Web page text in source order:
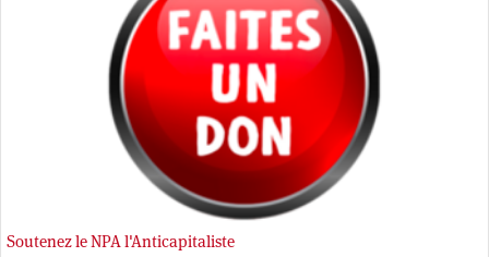
Soutenez le NPA l'Anticapitaliste